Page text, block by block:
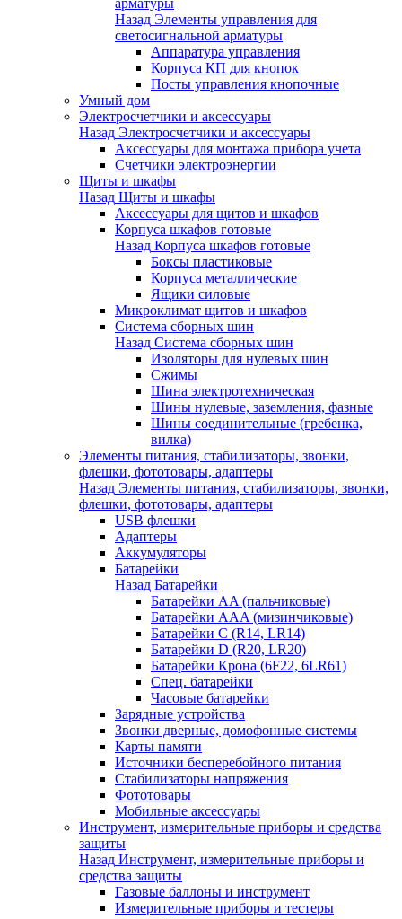
арматуры
Назад Элементы управления для
светосигнальной арматуры
Аппаратура управления
Корпуса КП для кнопок
Посты управления кнопочные
Умный дом
Электросчетчики и аксессуары
Назад Электросчетчики и аксессуары
Аксессуары для монтажа прибора учета
Счетчики электроэнергии
Щиты и шкафы
Назад Щиты и шкафы
Аксессуары для щитов и шкафов
Корпуса шкафов готовые
Назад Корпуса шкафов готовые
Боксы пластиковые
Корпуса металлические
Ящики силовые
Микроклимат щитов и шкафов
Система сборных шин
Назад Система сборных шин
Изоляторы для нулевых шин
Сжимы
Шина электротехническая
Шины нулевые, заземления, фазные
Шины соединительные (гребенка,
вилка)
Элементы питания, стабилизаторы, звонки,
флешки, фототовары, адаптеры
Назад Элементы питания, стабилизаторы, звонки,
флешки, фототовары, адаптеры
USB флешки
Адаптеры
Аккумуляторы
Батарейки
Назад Батарейки
Батарейки AA (пальчиковые)
Батарейки AAA (мизинчиковые)
Батарейки C (R14, LR14)
Батарейки D (R20, LR20)
Батарейки Крона (6F22, 6LR61)
Спец. батарейки
Часовые батарейки
Зарядные устройства
Звонки дверные, домофонные системы
Карты памяти
Источники бесперебойного питания
Стабилизаторы напряжения
Фототовары
Мобильные аксессуары
Инструмент, измерительные приборы и средства
защиты
Назад Инструмент, измерительные приборы и
средства защиты
Газовые баллоны и инструмент
Измерительные приборы и тестеры